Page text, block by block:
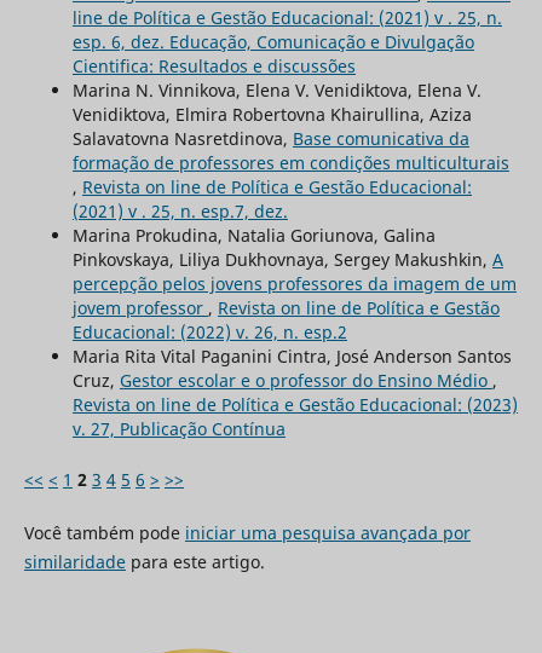
line de Política e Gestão Educacional: (2021) v . 25, n.
esp. 6, dez. Educação, Comunicação e Divulgação
Cientifica: Resultados e discussões
Мarina N. Vinnikova, Elena V. Venidiktova, Elena V.
Venidiktova, Elmira Robertovna Khairullina, Aziza
Salavatovna Nasretdinova, Base comunicativa da
formação de professores em condições multiculturais
, Revista on line de Política e Gestão Educacional:
(2021) v . 25, n. esp.7, dez.
Marina Prokudina, Natalia Goriunova, Galina
Pinkovskaya, Liliya Dukhovnaya, Sergey Makushkin, A
percepção pelos jovens professores da imagem de um
jovem professor , Revista on line de Política e Gestão
Educacional: (2022) v. 26, n. esp.2
Maria Rita Vital Paganini Cintra, José Anderson Santos
Cruz, Gestor escolar e o professor do Ensino Médio ,
Revista on line de Política e Gestão Educacional: (2023)
v. 27, Publicação Contínua
<< < 1 2 3 4 5 6 > >>
Você também pode iniciar uma pesquisa avançada por
similaridadepara este artigo.